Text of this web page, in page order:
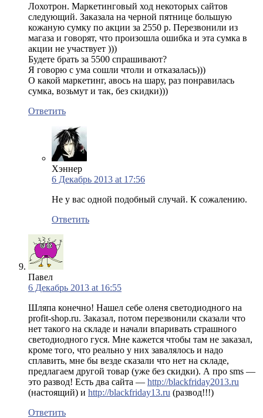
Лохотрон. Маркетинговый ход некоторых сайтов
следующий. Заказала на черной пятнице большую
кожаную сумку по акции за 2550 р. Перезвонили из
магаза и говорят, что произошла ошибка и эта сумка в
акции не участвует )))
Будете брать за 5500 спрашивают?
Я говорю с ума сошли чтоли и отказалась)))
О какой маркетинг, авось на шару, раз понравилась
сумка, возьмут и так, без скидки)))
Ответить
Хэннер
6 Декабрь 2013 at 17:56
Не у вас одной подобный случай. К сожалению.
Ответить
Павел
6 Декабрь 2013 at 16:55
Шляпа конечно! Нашел себе оленя светодиодного на
profit-shop.ru. Заказал, потом перезвонили сказали что
нет такого на складе и начали впаривать страшного
светодиодного гуся. Мне кажется чтобы там не заказал,
кроме того, что реально у них завалялось и надо
сплавить, мне бы везде сказали что нет на складе,
предлагаем другой товар (уже без скидки). А про sms —
это развод! Есть два сайта — http://blackfriday2013.ru
(настоящий) и http://blackfriday13.ru (развод!!!)
Ответить